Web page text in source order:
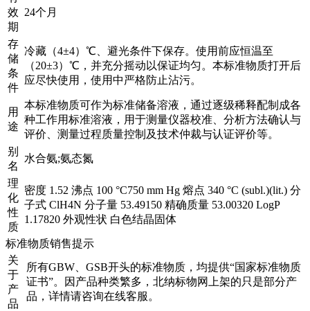
效
期
24个月
存
储
条
件
冷藏（4±4）℃、避光条件下保存。使用前应恒温至
（20±3）℃，并充分摇动以保证均匀。本标准物质打开后
应尽快使用，使用中严格防止沾污。
用
途
本标准物质可作为标准储备溶液，通过逐级稀释配制成各
种工作用标准溶液，用于测量仪器校准、分析方法确认与
评价、测量过程质量控制及技术仲裁与认证评价等。
别
名
水合氨;氨态氮
理
化
性
质
密度 1.52 沸点 100 °C750 mm Hg 熔点 340 °C (subl.)(lit.) 分
子式 ClH4N 分子量 53.49150 精确质量 53.00320 LogP
1.17820 外观性状 白色结晶固体
标准物质销售提示
关
于
产
品
所有GBW、GSB开头的标准物质，均提供“国家标准物质
证书”。因产品种类繁多，北纳标物网上架的只是部分产
品，详情请咨询在线客服。